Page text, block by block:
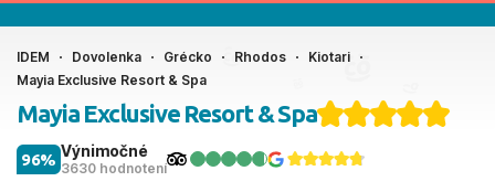
IDEM Dovolenka Grécko Rhodos
Kiotari
Mayia Exclusive Resort & Spa
Mayia Exclusive Resort & Spa
Výnimočné
3630 hodnotení
96%